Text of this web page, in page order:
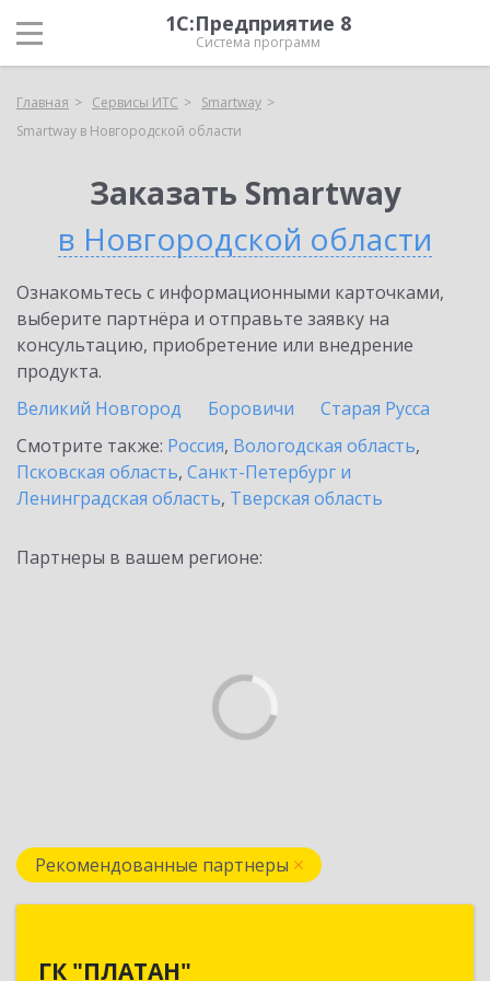
1С:Предприятие 8
Система программ
Главная Сервисы ИТС
Smartway
Smartway в Новгородской области
Заказать Smartway
в Новгородской области
Ознакомьтесь с информационными карточками,
выберите партнёра и отправьте заявку на
консультацию, приобретение или внедрение
продукта.
Великий Новгород
Боровичи
Старая Русса
Смотрите также: Россия, Вологодская область,
Псковская область, Санкт-Петербург и
Ленинградская область, Тверская область
Партнеры в вашем регионе:
Рекомендованные партнеры
ГК "ПЛАТАН"